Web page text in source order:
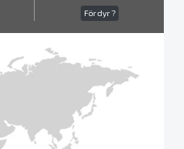
För dyr ?